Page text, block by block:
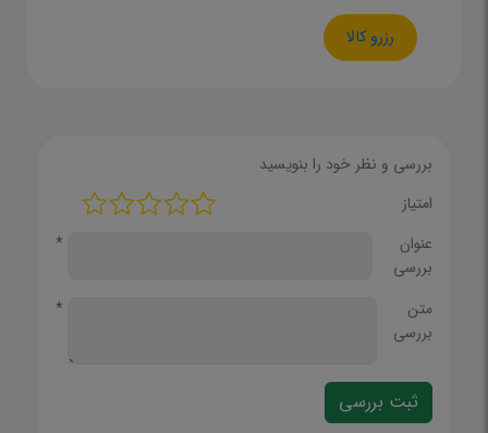
رزرو کالا
بررسی و نظر خود را بنویسید
امتیاز
عنوان
بررسی
*
متن
بررسی
*